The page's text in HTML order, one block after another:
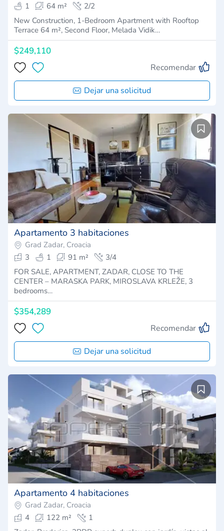
1
64 m²
2/2
New Construction, 1-Bedroom Apartment with Rooftop
Terrace 64 m², Second Floor, Melada Vidik…
$249,110
Recomendar
Dejar una solicitud
Apartamento 3 habitaciones
Grad Zadar, Croacia
3
1 91 m²
3/4
FOR SALE, APARTMENT, ZADAR, CLOSE TO THE
CENTER – MARASKA PARK, MIROSLAVA KRLEŽE, 3
bedrooms…
$354,289
Recomendar
Dejar una solicitud
Apartamento 4 habitaciones
Grad Zadar, Croacia
4
122 m²
1